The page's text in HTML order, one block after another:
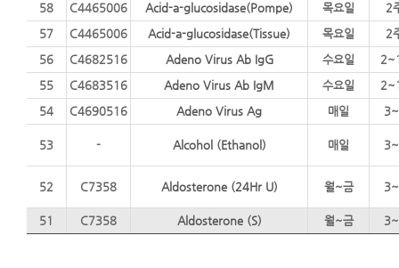
58
C4465006 Acid-a-glucosidase(Pompe) 목요일
2
57
C4465006 Acid-a-glucosidase(Tissue) 목요일
2
56
C4682516 Adeno Virus Ab IgG 수요일
55
C4683516 Adeno Virus Ab IgM 수요일
54
C4690516 Adeno Virus Ag 매일
53 - Alcohol (Ethanol) 매일
52 C7358 Aldosterone (24Hr U) 월~금
51 C7358 Aldosterone (S) 월~금